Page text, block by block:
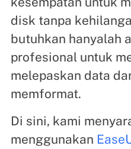
disk tanpa
butuhkan hanyalah
profesional untuk
melepaskan data
memformat.
Di sini, kami
menggunakan